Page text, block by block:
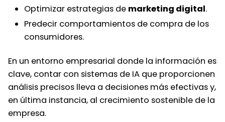
Optimizar estrategias de marketing digital.
Predecir comportamientos de compra de los
consumidores.
En un entorno empresarial donde la información es
clave, contar con sistemas de IA que proporcionen
análisis precisos lleva a decisiones más efectivas y,
en última instancia, al crecimiento sostenible de la
empresa.